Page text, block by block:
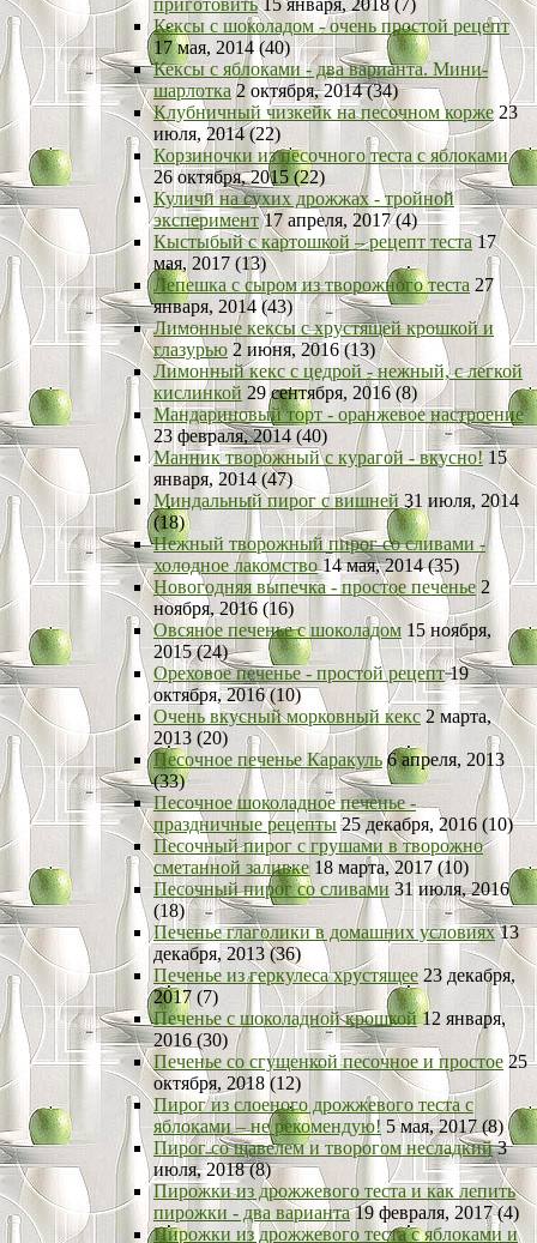
Кексы с шоколадом - очень простой рецепт
17 мая, 2014 (40)
Кексы с яблоками - два варианта. Мини-
шарлотка 2 октября, 2014 (34)
Клубничный чизкейк на песочном корже 23
июля, 2014 (22)
Корзиночки из песочного теста с яблоками
26 октября, 2015 (22)
Куличи на сухих дрожжах - тройной
эксперимент17 апреля, 2017 (4)
Кыстыбый с картошкой – рецепт теста17
мая, 2017 (13)
Лепешка с сыром из творожного теста 27
января, 2014 (43)
Лимонные кексы с хрустящей крошкой и
глазурью 2 июня, 2016 (13)
Лимонный кекс с цедрой - нежный, с легкой
кислинкой 29 сентября, 2016 (8)
Мандариновый торт - оранжевое настроение
23 февраля, 2014 (40)
Манник творожный с курагой - вкусно!15
января, 2014 (47)
Миндальный пирог с вишней31 июля, 2014
(18)
Нежный творожный пирог со сливами -
холодное лакомство14 мая, 2014 (35)
Новогодняя выпечка - простое печенье 2
ноября, 2016 (16)
Овсяное печенье с шоколадом 15 ноября,
2015 (24)
Ореховое печенье - простой рецепт19
октября, 2016 (10)
Очень вкусный морковный кекс 2 марта,
2013 (20)
Песочное печенье Каракуль6 апреля, 2013
(33)
Песочное шоколадное печенье -
праздничные рецепты25 декабря, 2016 (10)
Песочный пирог с грушами в творожно
сметанной заливке 18 марта, 2017 (10)
Песочный пирог со сливами31 июля, 2016
(18)
Печенье глаголики в домашних условиях13
декабря, 2013 (36)
Печенье из геркулеса хрустящее 23 декабря,
2017 (7)
Печенье с шоколадной крошкой12 января,
2016 (30)
Печенье со сгущенкой песочное и простое 25
октября, 2018 (12)
Пирог из слоеного дрожжевого теста с
яблоками – не рекомендую! 5 мая, 2017 (8)
Пирог со щавелем и творогом несладкий3
июля, 2018 (8)
Пирожки из дрожжевого теста и как лепить
пирожки - два варианта19 февраля, 2017 (4)
Пирожки из дрожжевого теста с яблоками и